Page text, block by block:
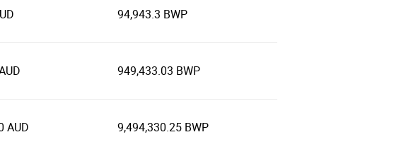
94,943.3 BWP
949,433.03 BWP
AUD 9,494,330.25 BWP